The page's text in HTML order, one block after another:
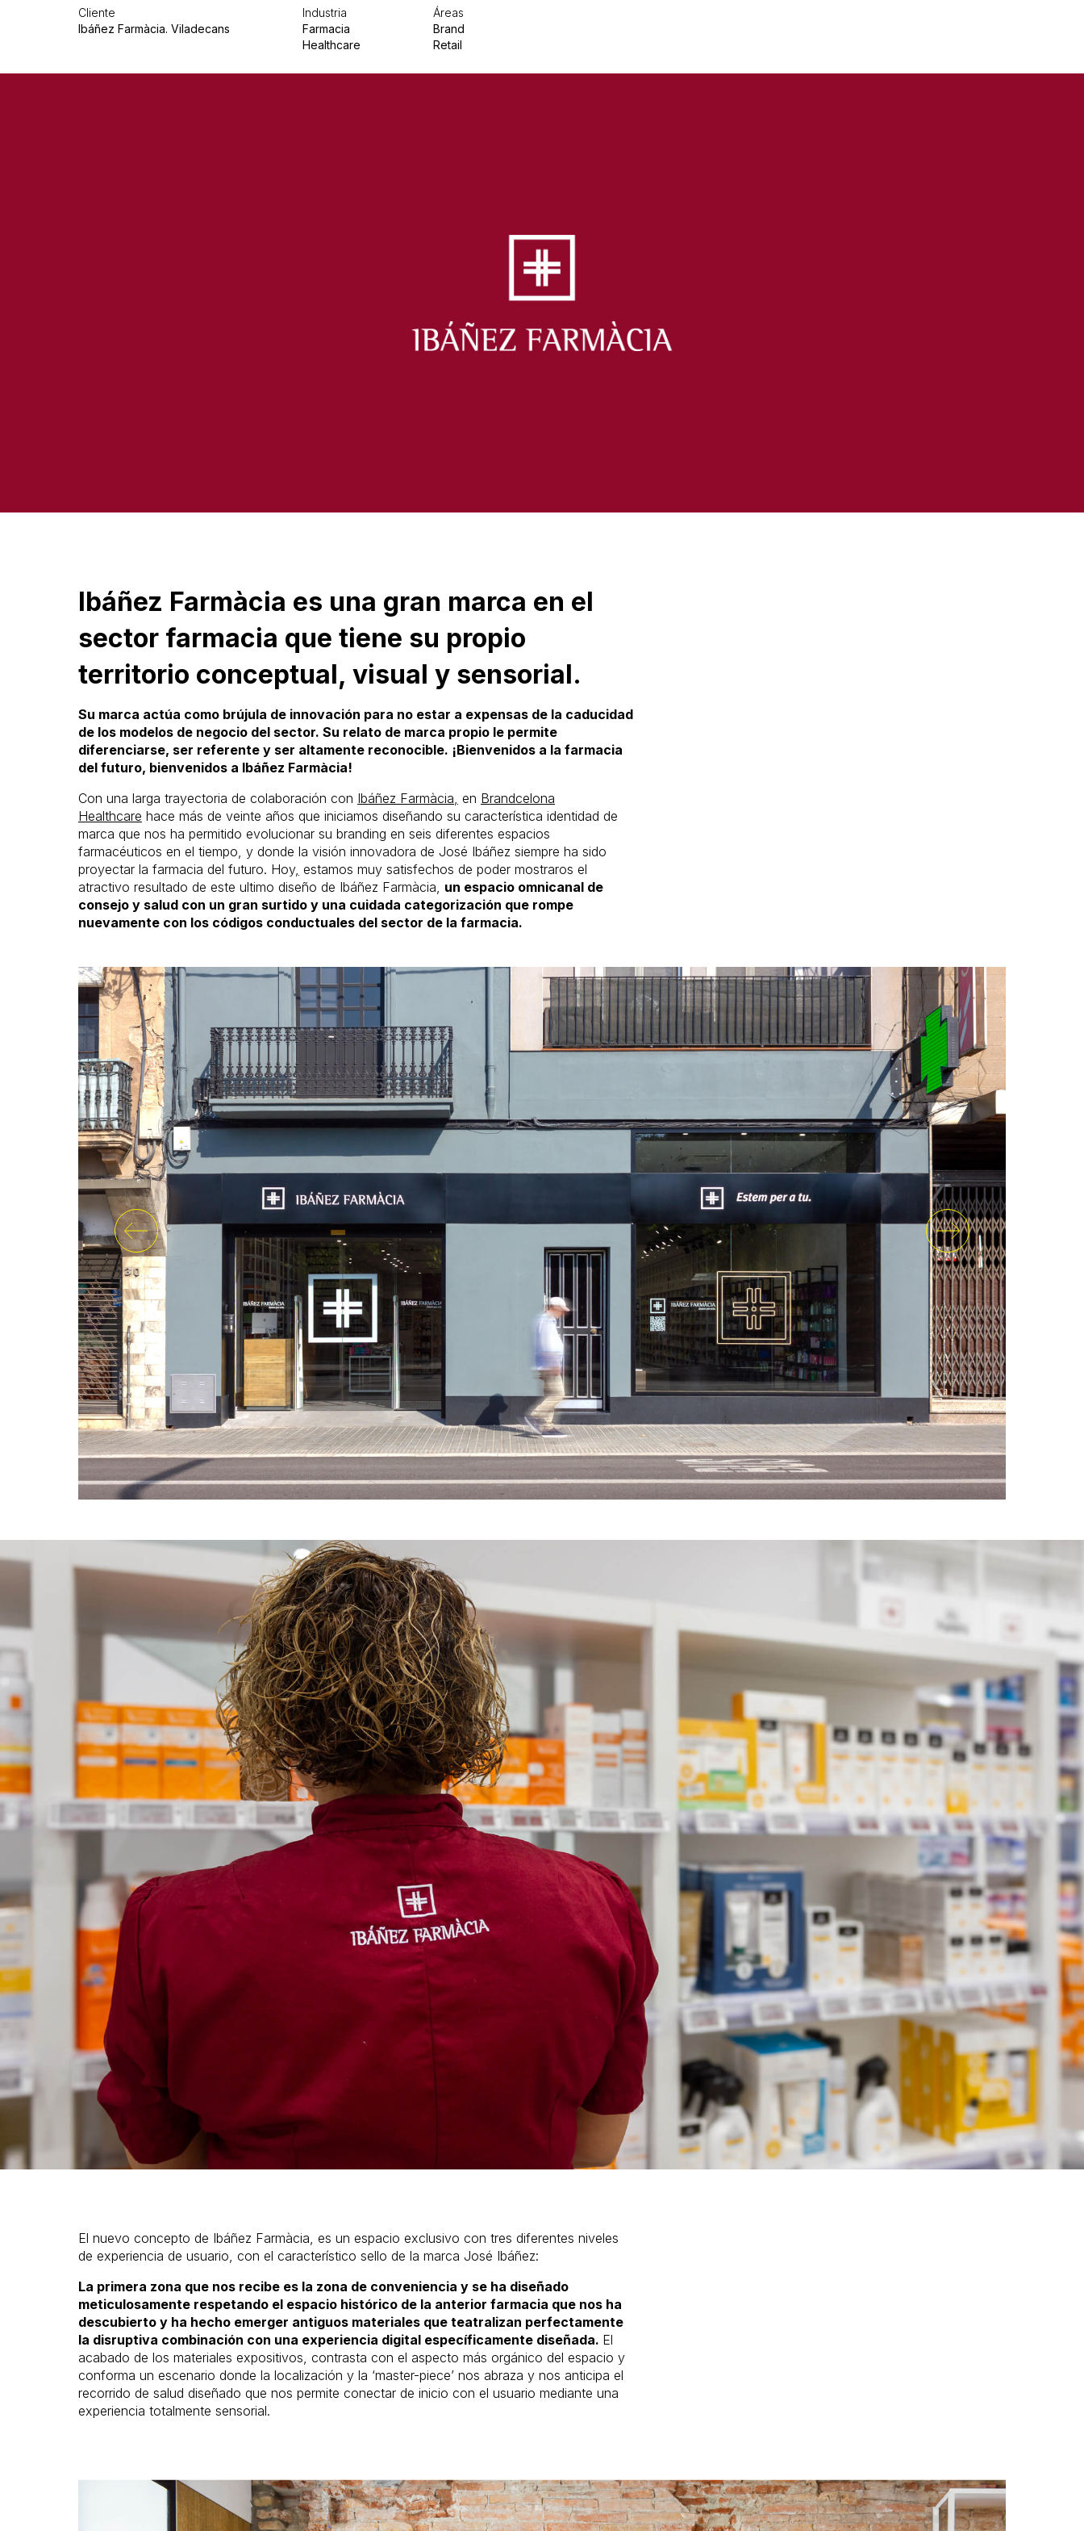
Cliente
Ibáñez Farmàcia. Viladecans
Industria
Farmacia
Healthcare
Áreas
Brand
Retail
Ibáñez Farmàcia es una gran marca en el
sector farmacia que tiene su propio
territorio conceptual, visual y sensorial.
Su marca actúa como brújula de innovación para no estar a expensas de la caducidad
de los modelos de negocio del sector. Su relato de marca propio le permite
diferenciarse, ser referente y ser altamente reconocible. ¡Bienvenidos a la farmacia
del futuro, bienvenidos a Ibáñez Farmàcia!
Con una larga trayectoria de colaboración con Ibáñez Farmàcia, en Brandcelona
Healthcare hace más de veinte años que iniciamos diseñando su característica identidad de
marca que nos ha permitido evolucionar su branding en seis diferentes espacios
farmacéuticos en el tiempo, y donde la visión innovadora de José Ibáñez siempre ha sido
proyectar la farmacia del futuro. Hoy, estamos muy satisfechos de poder mostraros el
atractivo resultado de este ultimo diseño de Ibáñez Farmàcia, un espacio omnicanal de
consejo y salud con un gran surtido y una cuidada categorización que rompe
nuevamente con los códigos conductuales del sector de la farmacia.
El nuevo concepto de Ibáñez Farmàcia, es un espacio exclusivo con tres diferentes niveles
de experiencia de usuario, con el característico sello de la marca José Ibáñez:
La primera zona que nos recibe es la zona de conveniencia y se ha diseñado
meticulosamente respetando el espacio histórico de la anterior farmacia que nos ha
descubierto y ha hecho emerger antiguos materiales que teatralizan perfectamente
la disruptiva combinación con una experiencia digital específicamente diseñada. El
acabado de los materiales expositivos, contrasta con el aspecto más orgánico del espacio y
conforma un escenario donde la localización y la ‘master-piece’ nos abraza y nos anticipa el
recorrido de salud diseñado que nos permite conectar de inicio con el usuario mediante una
experiencia totalmente sensorial.